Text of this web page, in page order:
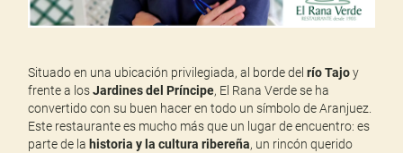
Situado en una ubicación privilegiada, al borde delrío Tajoy
frente a losJardines del Príncipe, El Rana Verde se ha
convertido con su buen hacer en todo un símbolo de Aranjuez.
Este restaurante es mucho más que un lugar de encuentro: es
parte de la historia y la cultura ribereña, un rincón querido